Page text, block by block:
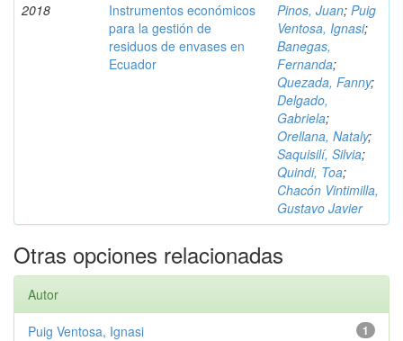
2018
Instrumentos económicos
para la gestión de
residuos de envases en
Ecuador
Pinos, Juan; Puig
Ventosa, Ignasi;
Banegas,
Fernanda;
Quezada, Fanny;
Delgado,
Gabriela;
Orellana, Nataly;
Saquisilí, Silvia;
Quindi, Toa;
Chacón Vintimilla,
Gustavo Javier
Otras opciones relacionadas
Autor
1
Puig Ventosa, Ignasi